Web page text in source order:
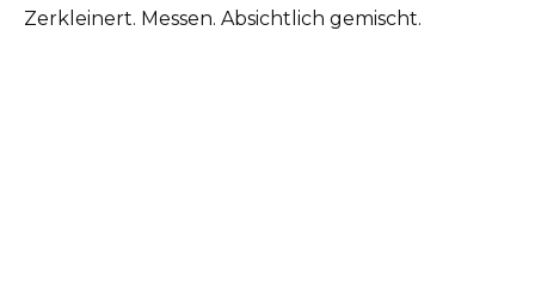
Zerkleinert. Messen. Absichtlich gemischt.